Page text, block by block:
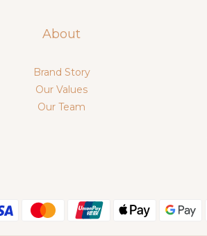
About
Brand Story
Our Values
Our Team